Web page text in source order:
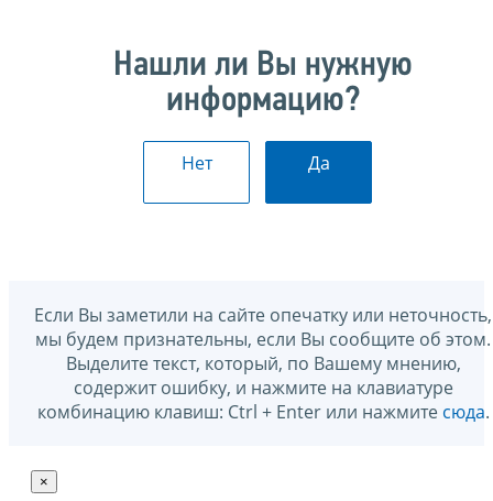
Нашли ли Вы нужную
информацию?
Нет Да
Если Вы заметили на сайте опечатку или неточность,
мы будем признательны, если Вы сообщите об этом.
Выделите текст, который, по Вашему мнению,
содержит ошибку, и нажмите на клавиатуре
комбинацию клавиш: Ctrl + Enter или нажмите сюда.
×